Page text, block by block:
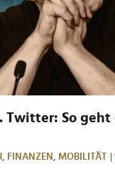
Twitter: So
FINANZEN, MOBILITÄT |